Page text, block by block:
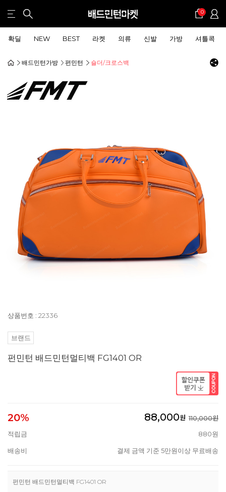
0
확딜 NEW BEST 라켓 의류 신발 가방 셔틀콕
배드민턴가방 펀민턴 숄더/크로스백
상품번호 : 22336
브랜드
펀민턴 배드민턴멀티백 FG1401 OR
20% 88,000원 110,000원
적립금
880원
배송비 결제 금액 기준 5만원이상 무료배송
펀민턴 배드민턴멀티백 FG1401 OR